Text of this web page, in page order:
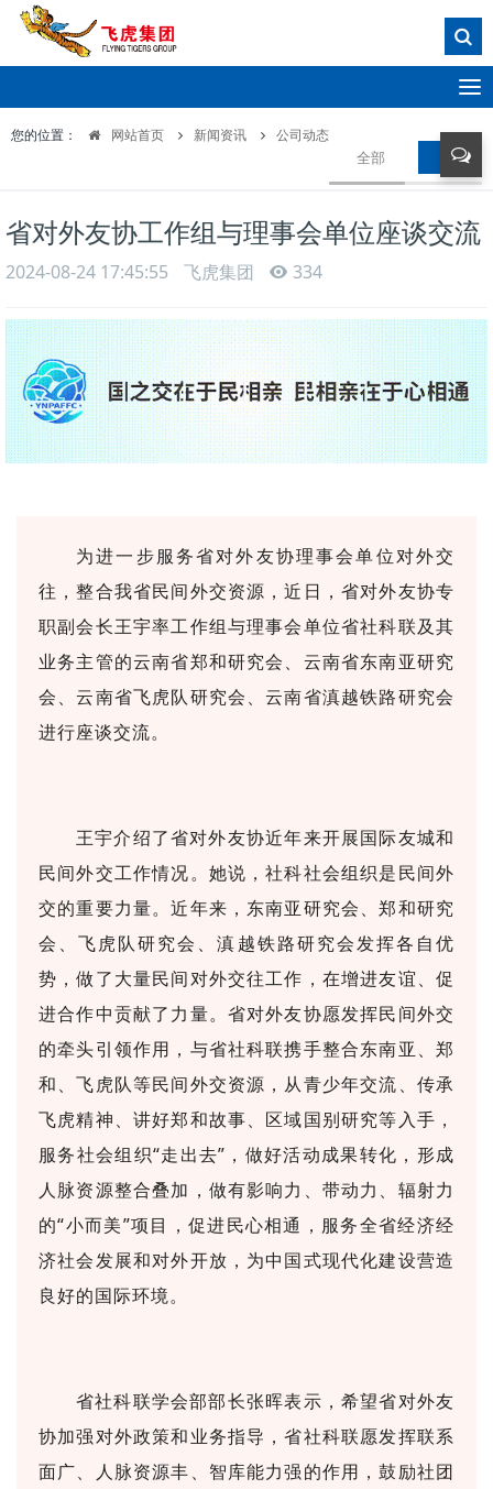
T
o
g
g
l
e
n
g
a
t
i
o
n
您的位置： 网站首页 新闻资讯 公司动态
全部 公司动
省对外友协工作组与理事会单位座谈交流
2024-08-24 17:45:55 飞虎集团 334
为进一步服务省对外友协理事会单位对外交
往，整合我省民间外交资源，近日，省对外友协专
职副会长王宇率工作组与理事会单位省社科联及其
业务主管的云南省郑和研究会、云南省东南亚研究
会、云南省飞虎队研究会、云南省滇越铁路研究会
进行座谈交流。
王宇介绍了省对外友协近年来开展国际友城和
民间外交工作情况。她说，社科社会组织是民间外
交的重要力量。近年来，东南亚研究会、郑和研究
会、飞虎队研究会、滇越铁路研究会发挥各自优
势，做了大量民间对外交往工作，在增进友谊、促
进合作中贡献了力量。省对外友协愿发挥民间外交
的牵头引领作用，与省社科联携手整合东南亚、郑
和、飞虎队等民间外交资源，从青少年交流、传承
飞虎精神、讲好郑和故事、区域国别研究等入手，
服务社会组织“走出去”，做好活动成果转化，形成
人脉资源整合叠加，做有影响力、带动力、辐射力
的“小而美”项目，促进民心相通，服务全省经济经
济社会发展和对外开放，为中国式现代化建设营造
良好的国际环境。
省社科联学会部部长张晖表示，希望省对外友
协加强对外政策和业务指导，省社科联愿发挥联系
面广、人脉资源丰、智库能力强的作用，鼓励社团